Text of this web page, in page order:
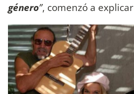
género”, comenzó a explicar